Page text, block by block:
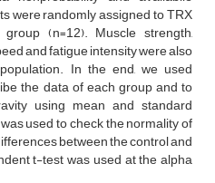
were randomly assigned to TRX
(n=12). Muscle strength,
and fatigue intensity were also
In the end, we used
the data of each group and to
using mean and standard
used to check the normality of
between the control and
t-test was used at the alpha